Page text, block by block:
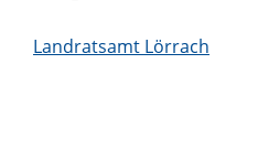
Landratsamt Lörrach